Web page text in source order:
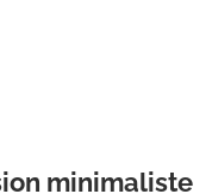
minimaliste